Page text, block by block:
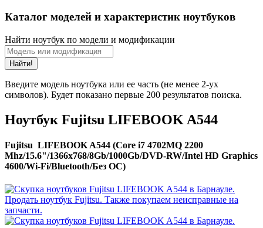
Каталог моделей и характеристик ноутбуков
Найти ноутбук по модели и модификации
Найти!
Введите модель ноутбука или ее часть (не менее 2-ух
символов). Будет показано первые 200 результатов поиска.
Ноутбук Fujitsu LIFEBOOK A544
Fujitsu LIFEBOOK A544 (Core i7 4702MQ 2200
Mhz/15.6"/1366x768/8Gb/1000Gb/DVD-RW/Intel HD Graphics
4600/Wi-Fi/Bluetooth/Без ОС)